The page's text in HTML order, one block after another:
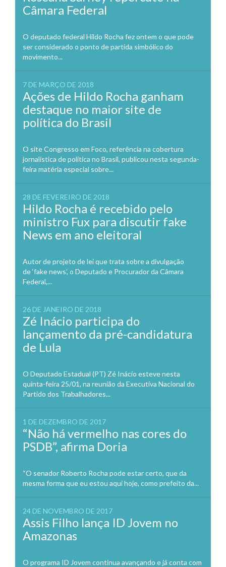
Câmara Federal
O deputado federal Hildo Rocha fez ontem o que pode
ser considerado o ponto de partida simbólico do
movimento...
7 DE MARÇO DE 2018
Ações de Hildo Rocha ganham
destaque no maior site de
política do Brasil
O site Congresso em Foco, referência na cobertura
jornalística de política no Brasil, publicou nesta segunda-
feira matéria especial sobre...
28 DE FEVEREIRO DE 2018
Hildo Rocha é recebido pelo
ministro Fux para discutir fake
News em ano eleitoral
Autor de projeto de lei que trata sobre a divulgação
de ‘fake news’, o Deputado e Procurador da Câmara
Federal,...
26 DE JANEIRO DE 2018
Zé Inácio participa do
lançamento da pré-candidatura
de Lula
O Deputado Estadual (PT) Zé Inácio esteve nesta
quinta-feira 25/01, na reunião da Executiva Nacional do
Partido dos Trabalhadores...
1 DE DEZEMBRO DE 2017
“Não há vermelho nas cores do
PSDB”, afirma Doria
“O senador Roberto Rocha pode estar certo, que da
mesma forma que eu estou aqui hoje, como prefeito da...
24 DE NOVEMBRO DE 2017
Assis Filho lança ID Jovem no
Amazonas
O programa ID Jovem continua avançando e já conta com